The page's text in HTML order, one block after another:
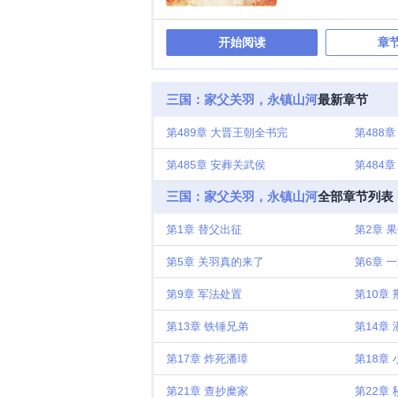
开始阅读 章
三国：家父关羽，永镇山河最新章节
第489章 大晋王朝全书完 第488章
第485章 安葬关武侯 第484章
三国：家父关羽，永镇山河全部章节列表
第1章 替父出征 第2章
第5章 关羽真的来了 第6章
第9章 军法处置 第10章
第13章 铁锤兄弟 第14章
第17章 炸死潘璋 第18章
第21章 查抄糜家 第22章